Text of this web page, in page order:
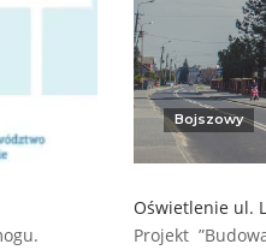
Bojszowy
Oświetlenie ul.
Projekt